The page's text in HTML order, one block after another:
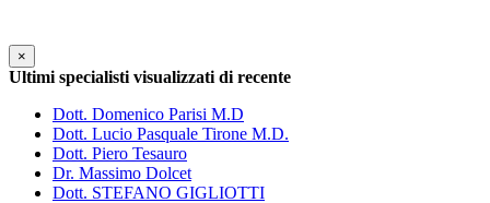
×
Ultimi specialisti visualizzati di recente
Dott. Domenico Parisi M.D
Dott. Lucio Pasquale Tirone M.D.
Dott. Piero Tesauro
Dr. Massimo Dolcet
Dott. STEFANO GIGLIOTTI